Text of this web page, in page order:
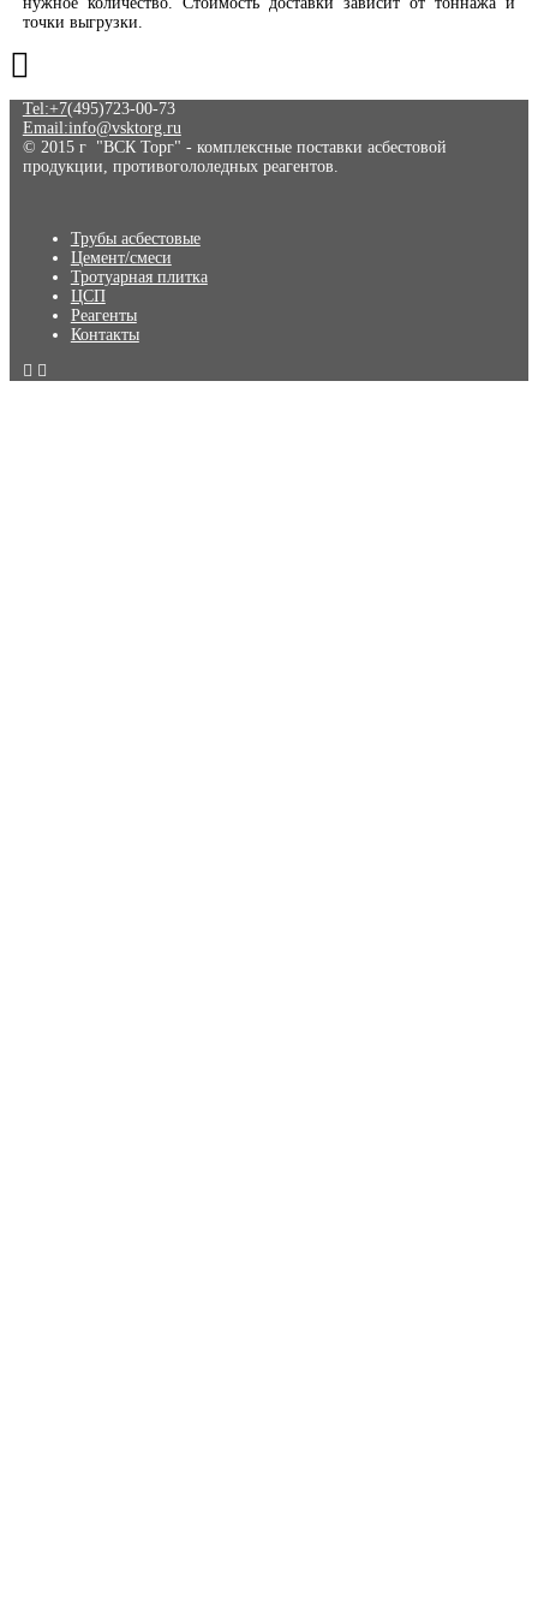
точки выгрузки.
Tel:+7(495)723-00-73
Email:info@vsktorg.ru
© 2015 г "ВСК Торг" - комплексные поставки асбестовой
продукции, противогололедных реагентов.
Трубы асбестовые
Цемент/смеси
Тротуарная плитка
ЦСП
Реагенты
Контакты